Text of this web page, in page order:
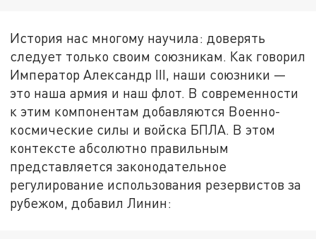
История нас многому научила: доверять
следует только своим союзникам. Как говорил
Император Александр III, наши союзники —
это наша армия и наш флот. В современности
к этим компонентам добавляются Военно-
космические силы и войска БПЛА. В этом
контексте абсолютно правильным
представляется законодательное
регулирование использования резервистов за
рубежом, добавил Линин: